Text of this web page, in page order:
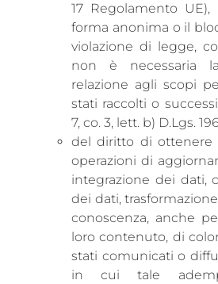
17 Regolamento
forma anonima o il
violazione di legge,
non è necessaria
relazione agli scopi
stati raccolti o
7, co. 3, lett. b) D.Lgs.
del diritto di ottenere
operazioni di
integrazione dei dati,
dei dati,
conoscenza, anche
loro contenuto, di
stati comunicati o
in cui tale